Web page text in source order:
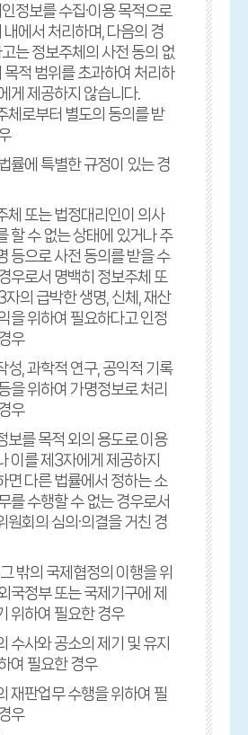
정보를 수집·이용 목적으로
내에서 처리하며, 다음의 경
는 정보주체의 사전 동의 없
목적 범위를 초과하여 처리하
게 제공하지 않습니다.
체로부터 별도의 동의를 받
률에 특별한 규정이 있는 경
체 또는 법정대리인이 의사
할 수 없는 상태에 있거나 주
등으로 사전 동의를 받을 수
우로서 명백히 정보주체 또
자의 급박한 생명, 신체, 재산
을 위하여 필요하다고 인정
우
성, 과학적 연구, 공익적 기록
을 위하여 가명정보로 처리
우
보를 목적 외의 용도로 이용
이를 제3자에게 제공하지
면 다른 법률에서 정하는 소
를 수행할 수 없는 경우로서
원회의 심의·의결을 거친 경
밖의 국제협정의 이행을 위
국정부 또는 국제기구에 제
위하여 필요한 경우
수사와 공소의 제기 및 유지
여 필요한 경우
재판업무 수행을 위하여 필
우